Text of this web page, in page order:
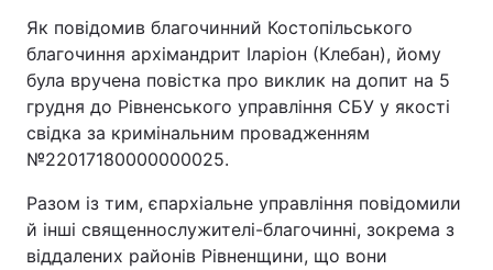
Техно і зв'язок Лайт
Зброя Інциденти
Цікавинки Погода
Як повідомив благочинний Костопільського
благочиння архімандрит Іларіон (Клебан), йому
була вручена повістка про виклик на допит на 5
грудня до Рівненського управління СБУ у якості
свідка за кримінальним провадженням
№22017180000000025.
Разом із тим, єпархіальне управління повідомили
й інші священнослужителі-благочинні, зокрема з
віддалених районів Рівненщини, що вони